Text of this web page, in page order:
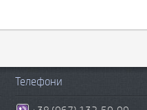
Телефони